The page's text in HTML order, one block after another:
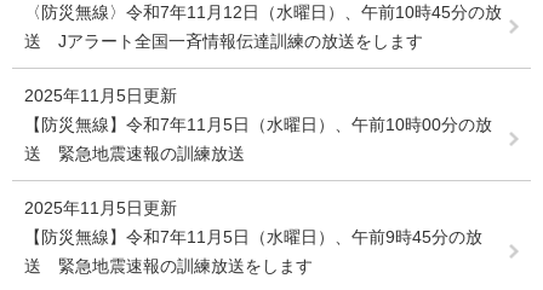
〈防災無線〉令和7年11月12日（水曜日）、午前10時45分の放
送 Jアラート全国一斉情報伝達訓練の放送をします
2025年11月5日更新
【防災無線】令和7年11月5日（水曜日）、午前10時00分の放
送 緊急地震速報の訓練放送
2025年11月5日更新
【防災無線】令和7年11月5日（水曜日）、午前9時45分の放
送 緊急地震速報の訓練放送をします